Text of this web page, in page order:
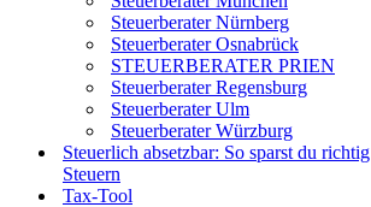
Steuerberater Nürnberg
Steuerberater Osnabrück
STEUERBERATER PRIEN
Steuerberater Regensburg
Steuerberater Ulm
Steuerberater Würzburg
Steuerlich absetzbar: So sparst du richtig
Steuern
Tax-Tool